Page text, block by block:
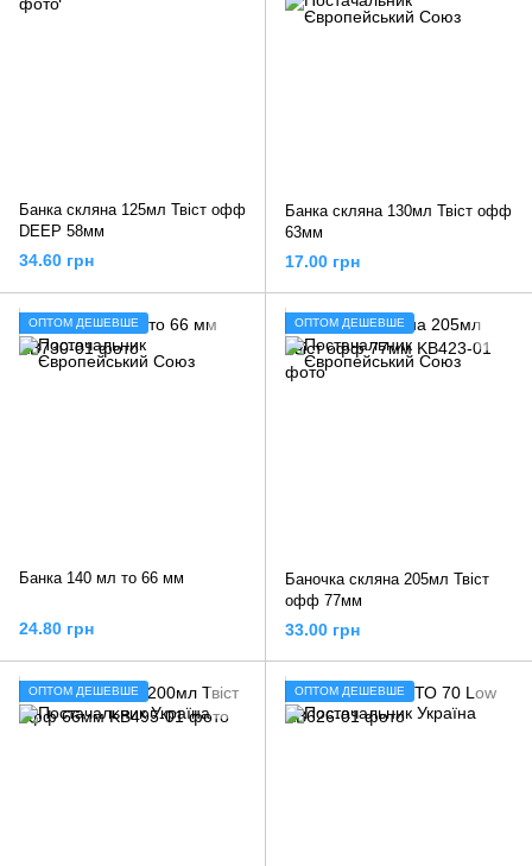
Банка скляна 125мл Твіст офф
DEEP 58мм
34.60 грн
Банка скляна 130мл Твіст офф
63мм
17.00 грн
ОПТОМ ДЕШЕВШЕ
Банка 140 мл то 66 мм
24.80 грн
ОПТОМ ДЕШЕВШЕ
Баночка скляна 205мл Твіст
офф 77мм
33.00 грн
ОПТОМ ДЕШЕВШЕ ОПТОМ ДЕШЕВШЕ